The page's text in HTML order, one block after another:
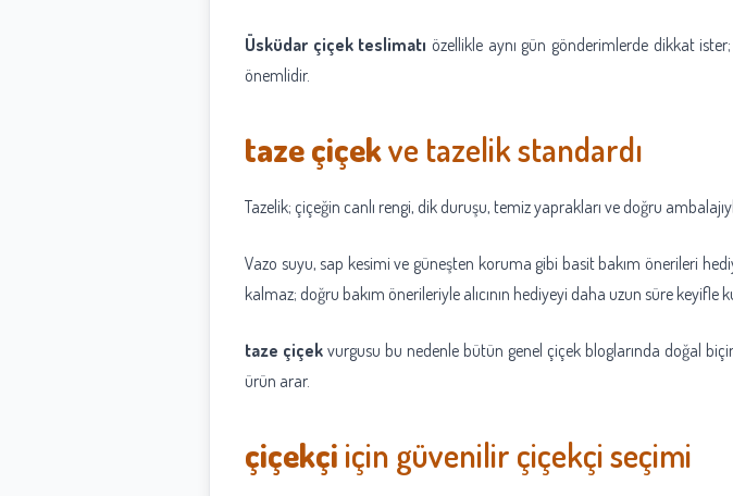
Üsküdar çiçek teslimatı özellikle aynı gün gönderimlerde dikkat
önemlidir.
taze çiçekve tazelik standardı
Tazelik; çiçeğin canlı rengi, dik duruşu, temiz yaprakları ve doğru
Vazo suyu, sap kesimi ve güneşten koruma gibi basit bakım önerileri
kalmaz; doğru bakım önerileriyle alıcının hediyeyi daha uzun süre keyifle
taze çiçek vurgusu bu nedenle bütün genel çiçek bloglarında doğal
ürün arar.
çiçekçi için güvenilir çiçekçi seçimi